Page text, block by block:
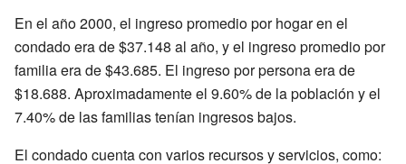
En el año 2000, el ingreso promedio por hogar en el
condado era de $37.148 al año, y el ingreso promedio por
familia era de $43.685. El ingreso por persona era de
$18.688. Aproximadamente el 9.60% de la población y el
7.40% de las familias tenían ingresos bajos.
El condado cuenta con varios recursos y servicios, como: